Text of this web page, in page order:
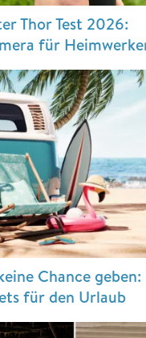
Thor Test 2026:
für
Chance
für den Urlaub